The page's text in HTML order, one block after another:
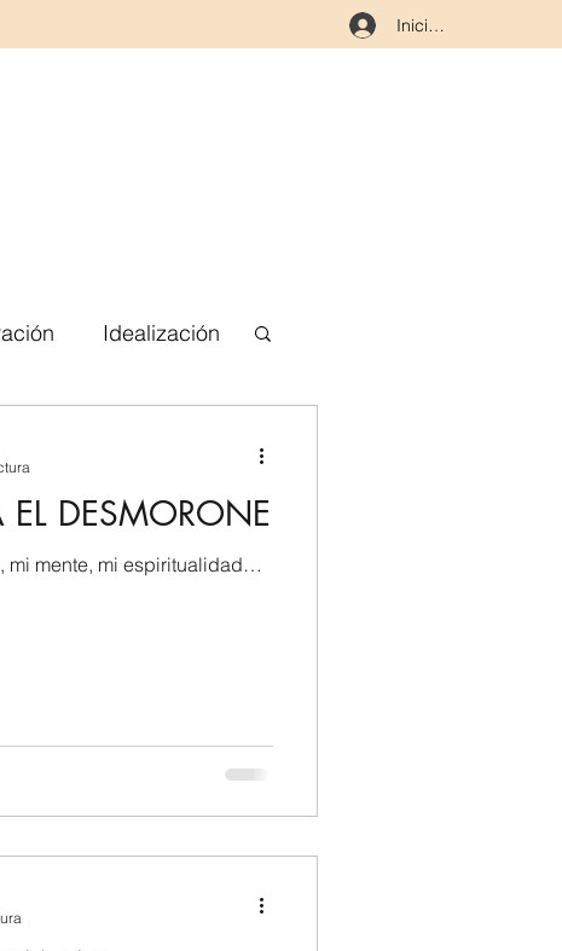
Iniciar sesión
Idealización
EL DESMORONE
mi mente, mi espiritualidad…